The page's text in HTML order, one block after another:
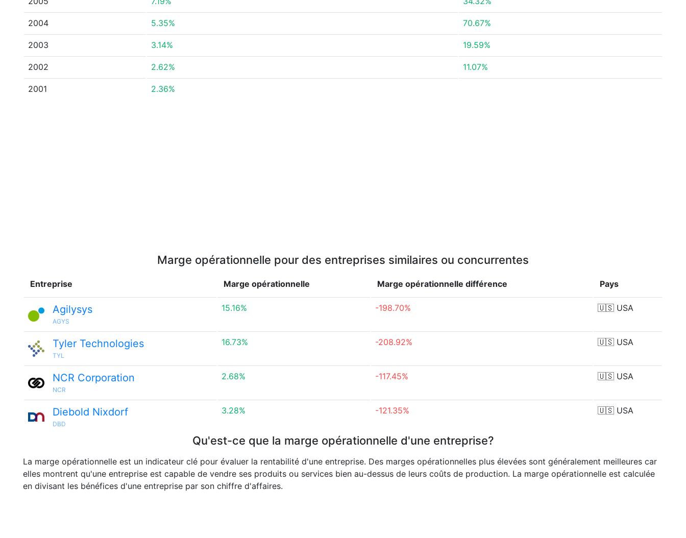
2004 5.35% 70.67%
2003 3.14% 19.59%
2002 2.62% 11.07%
2001 2.36%
Marge opérationnelle pour des entreprises similaires ou concurrentes
Entreprise Marge opérationnelle Marge opérationnelle différence Pays
Agilysys
AGYS
15.16% -198.70% 🇺🇸 USA
Tyler Technologies
TYL
16.73% -208.92% 🇺🇸 USA
NCR Corporation
NCR
2.68% -117.45% 🇺🇸 USA
Diebold Nixdorf
DBD
3.28% -121.35% 🇺🇸 USA
Qu'est-ce que la marge opérationnelle d'une entreprise?
La marge opérationnelle est un indicateur clé pour évaluer la rentabilité d'une entreprise. Des marges opérationnelles plus élevées sont généralement meilleures car
elles montrent qu'une entreprise est capable de vendre ses produits ou services bien au-dessus de leurs coûts de production. La marge opérationnelle est calculée
en divisant les bénéfices d'une entreprise par son chiffre d'affaires.